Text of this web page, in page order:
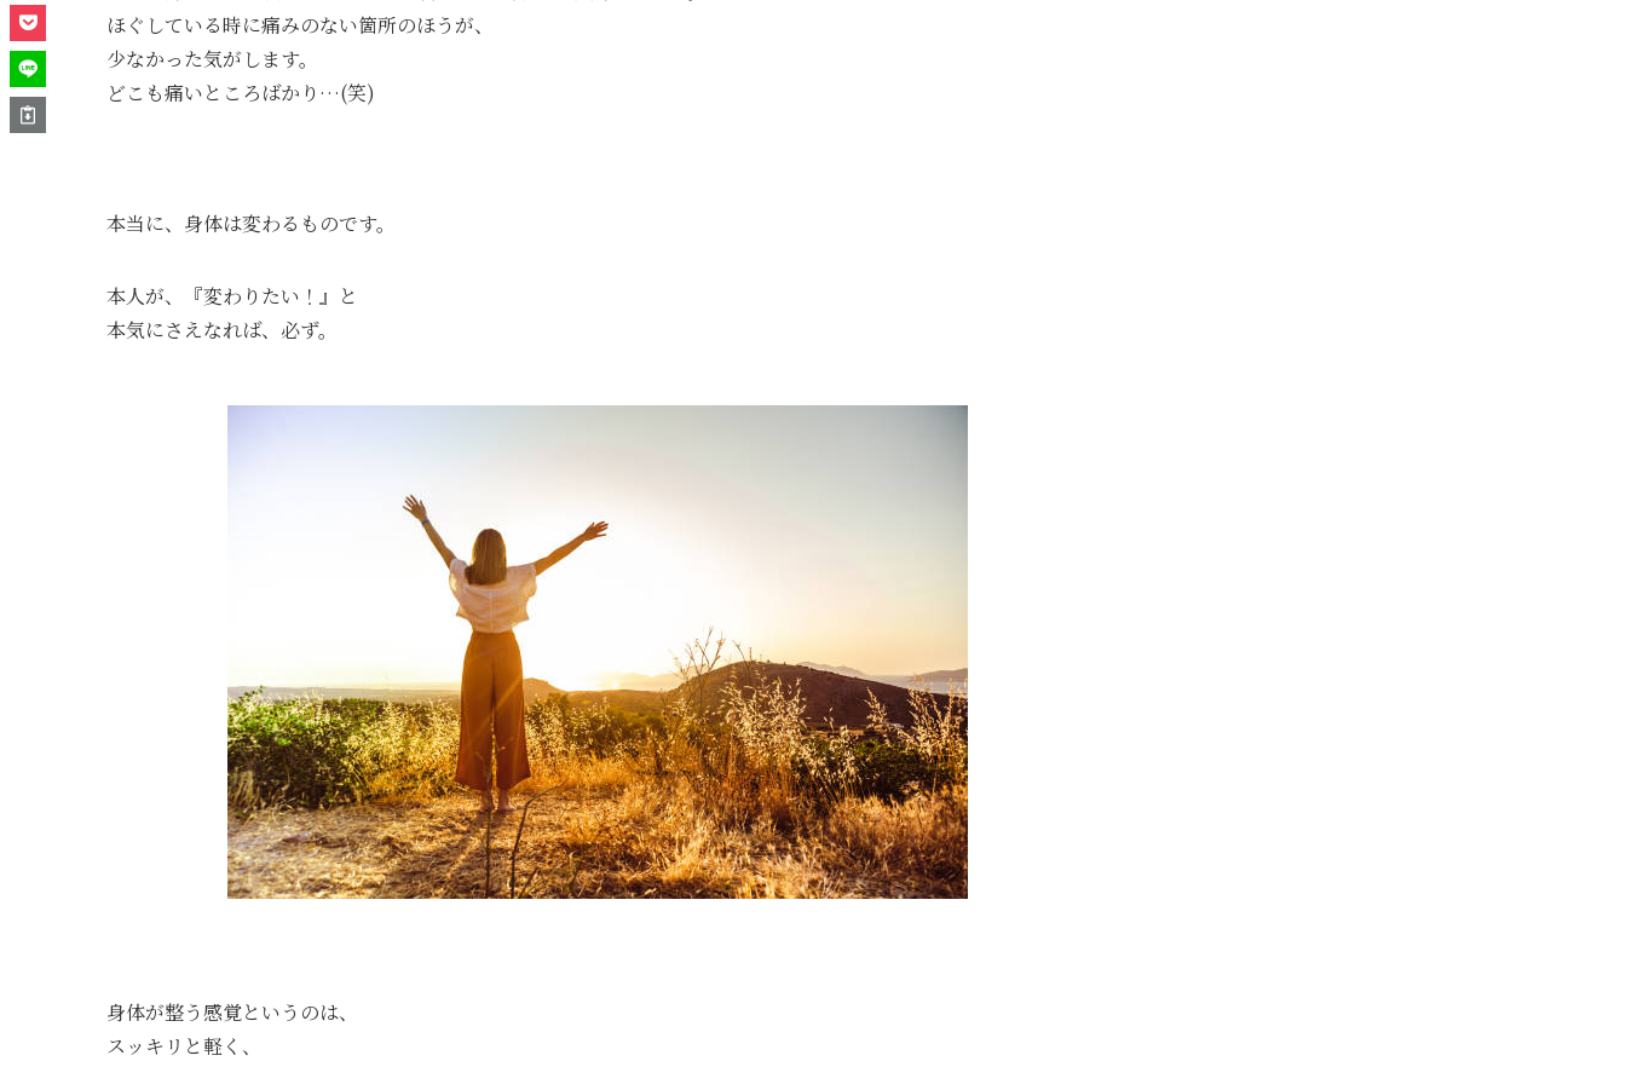
ほぐしている時に痛みのない箇所のほうが、
少なかった気がします。
どこも痛いところばかり…(笑)
本当に、身体は変わるものです。
本人が、『変わりたい！』と
本気にさえなれば、必ず。
身体が整う感覚というのは、
スッキリと軽く、